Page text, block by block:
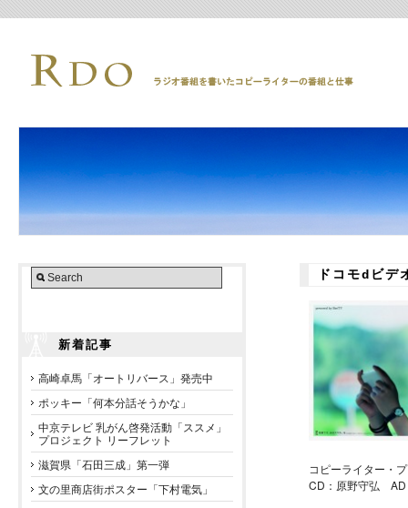
新着記事
高崎卓馬「オートリバース」発売中
ポッキー「何本分話そうかな」
中京テレビ 乳がん啓発活動「ススメ」
プロジェクト リーフレット
滋賀県「石田三成」第一弾
文の里商店街ポスター「下村電気」
ドコモdビ
コピーライター・
CD：原野守弘 AD